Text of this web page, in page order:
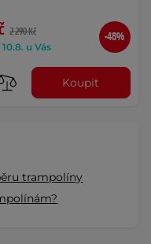
2 290 Kč
u Vás
-48%
Koupit
trampolíny